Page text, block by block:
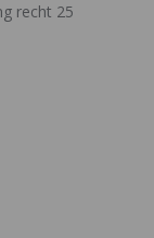
recht 25